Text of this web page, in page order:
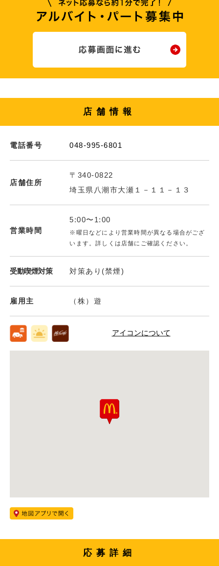
店舗情報
電話番号 048-995-6801
店舗住所
〒340-0822
埼玉県八潮市大瀬１－１１－１３
営業時間
5:00〜1:00
※曜日などにより営業時間が異なる場合がござ
います。詳しくは店舗にご確認ください。
受動喫煙対策 対策あり(禁煙)
雇用主 （株）遊
アイコンについて
応募詳細